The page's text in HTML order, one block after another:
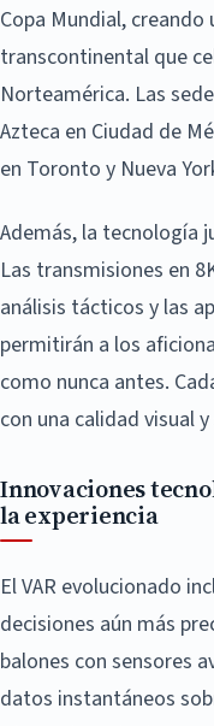
Copa Mundial, creando
transcontinental que
Norteamérica. Las
Azteca en Ciudad de
en Toronto y Nueva
Además, la tecnología
Las transmisiones en
análisis tácticos y las
permitirán a los
como nunca antes.
con una calidad visual
Innovaciones
la experiencia
El VAR evolucionado
decisiones aún más
balones con sensores
datos instantáneos